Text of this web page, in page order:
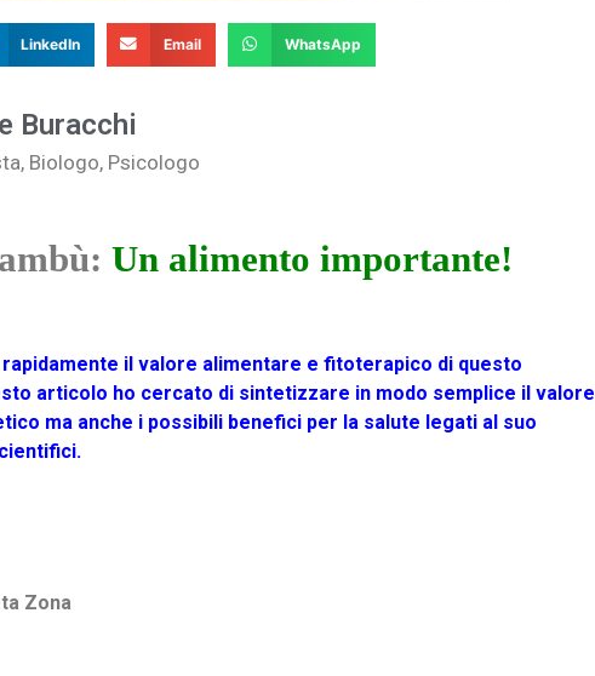
LinkedIn Email WhatsApp
Buracchi
Biologo, Psicologo
Un alimento importante!
rapidamente il valore alimentare e fitoterapico di questo
articolo ho cercato di sintetizzare in modo semplice il valore
ma anche i possibili benefici per la salute legati al suo
Zona